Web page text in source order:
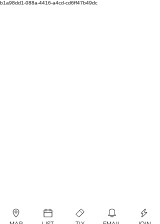
b1a98dd1-088a-4416-a4cd-cd6ff47b49dc